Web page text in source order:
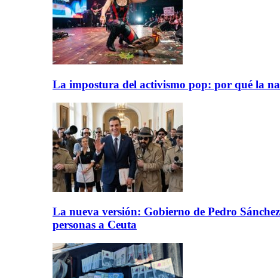
La impostura del activismo pop: por qué la
La nueva versión: Gobierno de Pedro
personas a Ceuta